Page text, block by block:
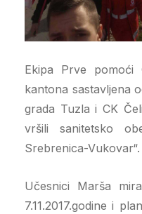
Ekipa Prve pomoći
kantona sastavljena
grada Tuzla i CK
vršili sanitetsko
Srebrenica-Vukovar“.
Učesnici Marša
7.11.2017.godine i